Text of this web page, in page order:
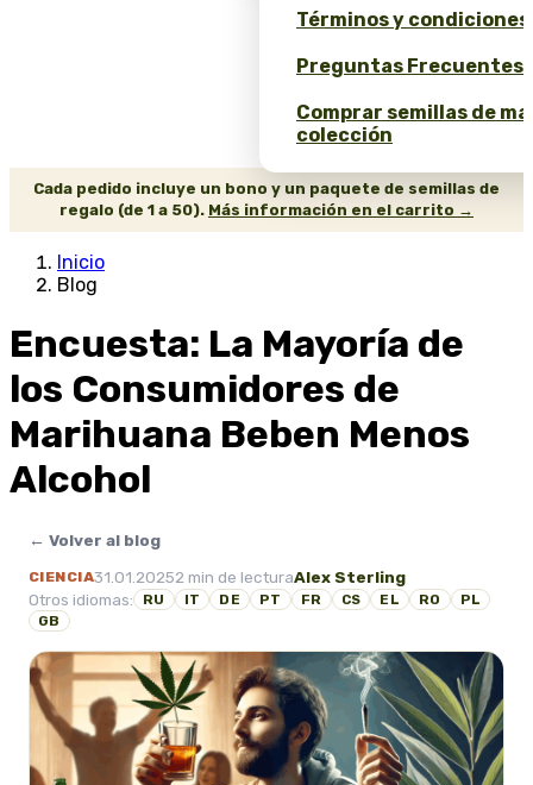
Términos y
Preguntas Frecuentes
Comprar semillas de
colección
Cada pedido incluye un bono y un paquete de semillas de
regalo (de 1 a 50). Más información en el carrito →
Inicio
Blog
Encuesta: La Mayoría de
los Consumidores de
Marihuana Beben Menos
Alcohol
← Volver al blog
CIENCIA31.01.20252 min de lecturaAlex Sterling
Otros idiomas:
RU IT DE PT FR CS EL RO
PL
GB